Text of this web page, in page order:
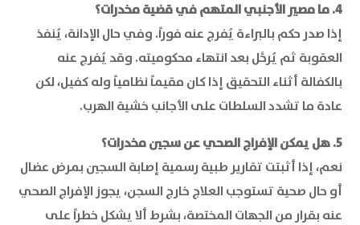
4. ما مصير الأجنبي المتهم في قضية مخدرات؟
إذا صدر حكم بالبراءة يُفرج عنه فوراً. وفي حال الإدانة، يُنفذ
العقوبة ثم يُرحَّل بعد انتهاء محكوميته. وقد يُفرج عنه
بالكفالة أثناء التحقيق إذا كان مقيماً نظامياً وله كفيل، لكن
عادة ما تشدد السلطات على الأجانب خشية الهرب.
5. هل يمكن الإفراج الصحي عن سجين مخدرات؟
نعم، إذا أثبتت تقارير طبية رسمية إصابة السجين بمرض عضال
أو حال صحية تستوجب العلاج خارج السجن، يجوز الإفراج الصحي
عنه بقرار من الجهات المختصة، بشرط ألا يشكل خطراً على